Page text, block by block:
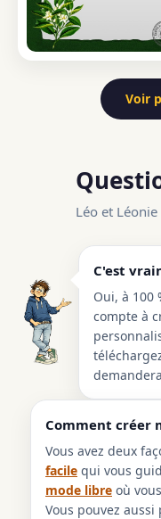
Voir
Léo et
C'est
Oui, à 100
compte à
Comment créer
Vous avez deux
facile qui vous
mode libre où
Vous pouvez